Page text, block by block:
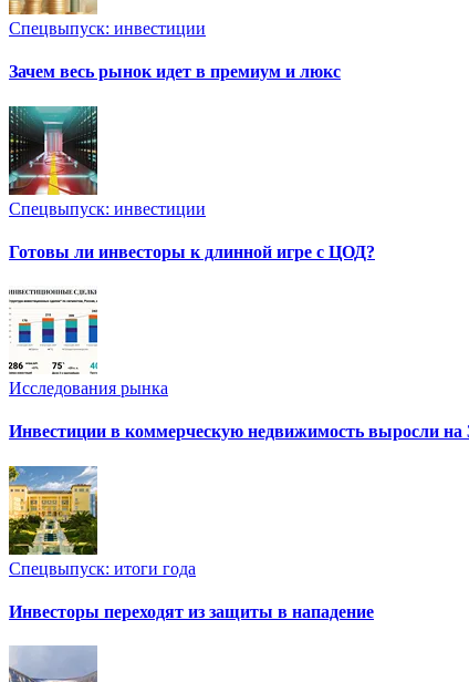
Спецвыпуск: инвестиции
Зачем весь рынок идет в премиум и люкс
Спецвыпуск: инвестиции
Готовы ли инвесторы к длинной игре с ЦОД?
Исследования рынка
Инвестиции в коммерческую недвижимость выросли на
Спецвыпуск: итоги года
Инвесторы переходят из защиты в нападение